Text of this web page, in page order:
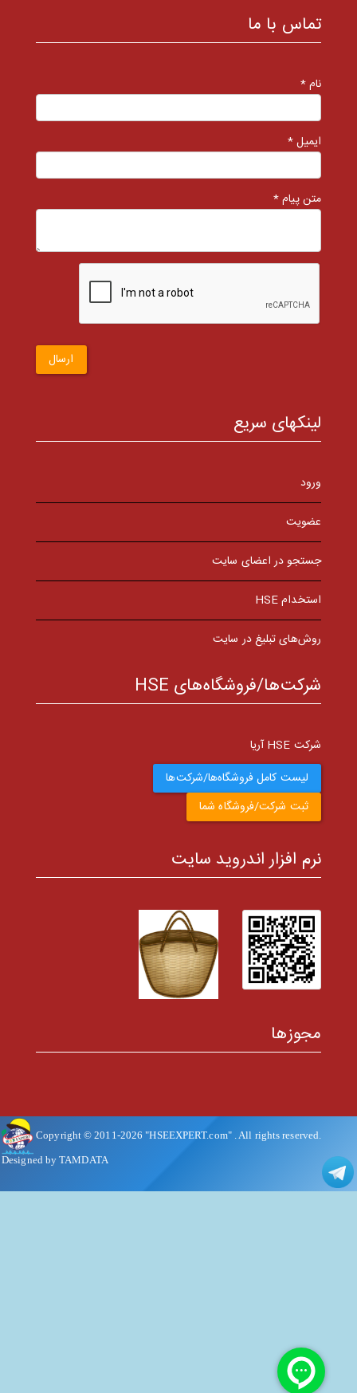
تماس با ما
نام *
ایمیل *
متن پیام *
ارسال
لینکهای سریع
ورود
عضویت
جستجو در اعضای سایت
استخدام HSE
روش‌های تبلیغ در سایت
شرکت‌ها/فروشگاه‌های HSE
شرکت HSE آریا
لیست کامل فروشگاه‌ها/شرکت‌ها
ثبت شرکت/فروشگاه شما
نرم افزار اندروید سایت
مجوزها
Copyright © 2011-2026 "HSEEXPERT.com". All rights reserved.
Designed by TAMDATA